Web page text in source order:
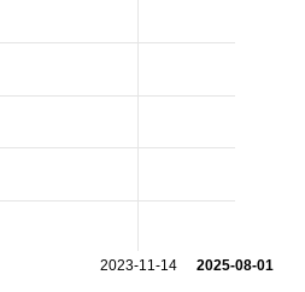
2023-11-14 2025-08-01